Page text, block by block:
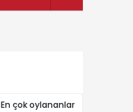
En çok oylananlar